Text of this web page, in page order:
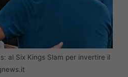
al Six Kings Slam per invertire il